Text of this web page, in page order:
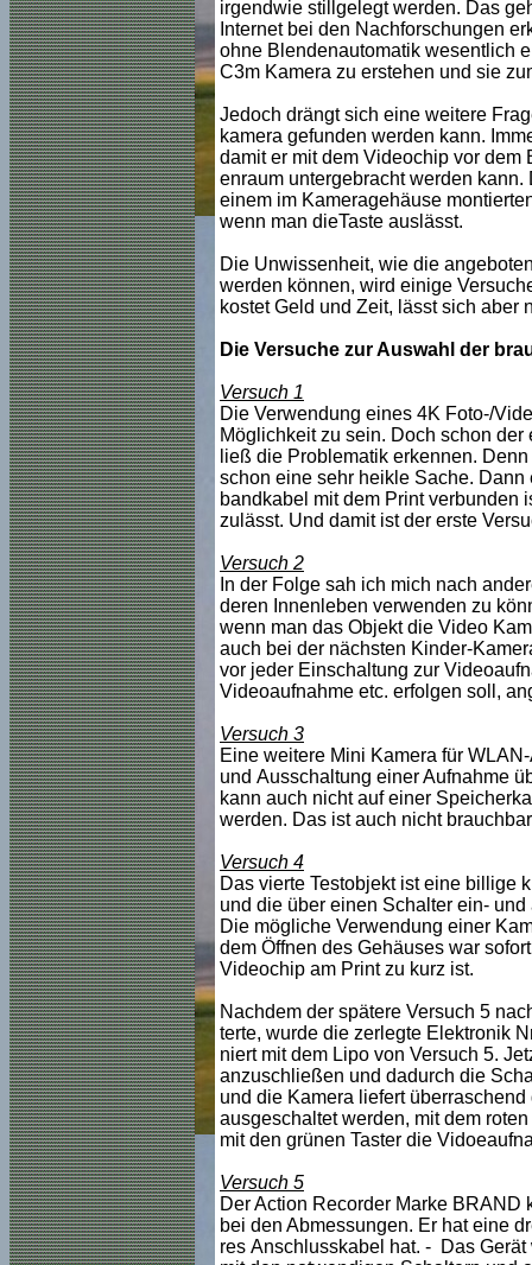
irgendwie stillgelegt werden. Das
Internet bei den Nachforschungen
ohne Blendenautomatik wesentlich
C3m Kamera zu erstehen und sie
Jedoch drängt sich eine weitere
kamera gefunden werden kann.
damit er mit dem Videochip vor
enraum untergebracht werden
einem im Kameragehäuse
wenn man dieTaste auslässt.
Die Unwissenheit, wie die
werden können, wird einige
kostet Geld und Zeit, lässt sich aber
Die Versuche zur Auswahl der
Versuch 1
Die Verwendung eines 4K Foto-/
Möglichkeit zu sein. Doch schon
ließ die Problematik erkennen.
schon eine sehr heikle Sache.
bandkabel mit dem Print verbunden
zulässt. Und damit ist der erste
Versuch 2
In der Folge sah ich mich nach
deren Innenleben verwenden zu
wenn man das Objekt die Video
auch bei der nächsten Kinder-
vor jeder Einschaltung zur
Videoaufnahme etc. erfolgen soll,
Versuch 3
Eine weitere Mini Kamera für
und Ausschaltung einer Aufnahme
kann auch nicht auf einer
werden. Das ist auch nicht
Versuch 4
Das vierte Testobjekt ist eine billige
und die über einen Schalter ein-
Die mögliche Verwendung einer
dem Öffnen des Gehäuses war
Videochip am Print zu kurz ist.
Nachdem der spätere Versuch 5
terte, wurde die zerlegte Elektronik
niert mit dem Lipo von Versuch 5.
anzuschließen und dadurch die
und die Kamera liefert
ausgeschaltet werden, mit dem
mit den grünen Taster die
Versuch 5
Der Action Recorder Marke
bei den Abmessungen. Er hat eine
res Anschlusskabel hat. - Das